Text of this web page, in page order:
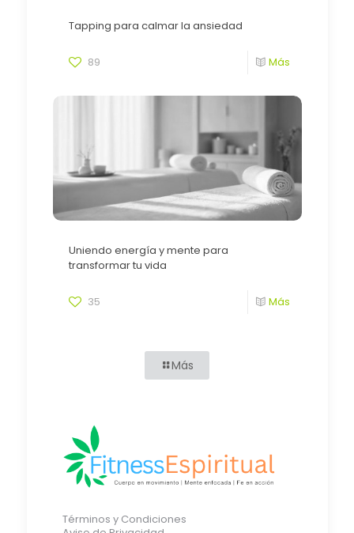
Tapping para calmar la ansiedad
89 Más
Uniendo energía y mente para
transformar tu vida
35 Más
Más
Términos y Condiciones